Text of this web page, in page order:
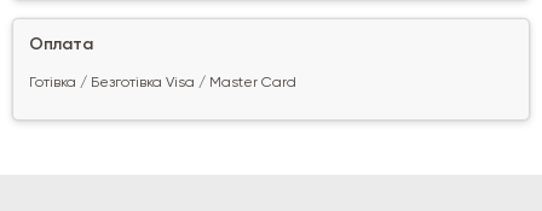
Оплата
Готівка / Безготівка Visa / Master Card